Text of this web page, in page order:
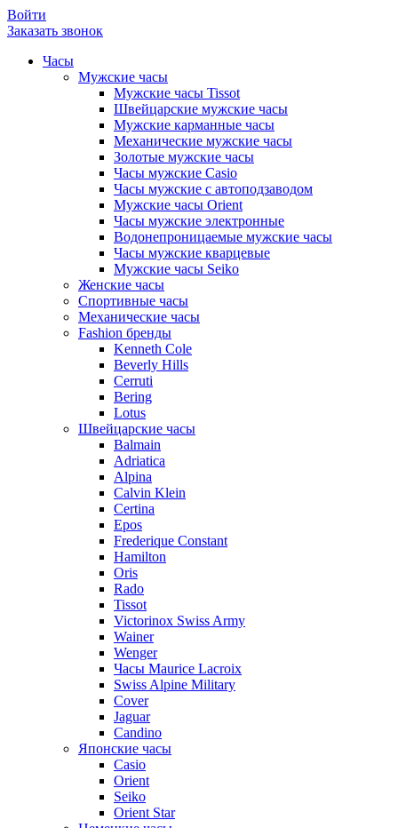
Войти
Заказать звонок
Часы
Мужские часы
Мужские часы Tissot
Швейцарские мужские часы
Мужские карманные часы
Механические мужские часы
Золотые мужские часы
Часы мужские Casio
Часы мужские с автоподзаводом
Мужские часы Orient
Часы мужские электронные
Водонепроницаемые мужские часы
Часы мужские кварцевые
Мужские часы Seiko
Женские часы
Спортивные часы
Механические часы
Fashion бренды
Kenneth Cole
Beverly Hills
Cerruti
Bering
Lotus
Швейцарские часы
Balmain
Adriatica
Alpina
Calvin Klein
Certina
Epos
Frederique Constant
Hamilton
Oris
Rado
Tissot
Victorinox Swiss Army
Wainer
Wenger
Часы Maurice Lacroix
Swiss Alpine Military
Cover
Jaguar
Candino
Японские часы
Casio
Orient
Seiko
Orient Star